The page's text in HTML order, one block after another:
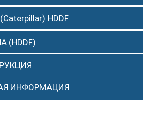
HDDF
(HDDF)
ИНФОРМАЦИЯ